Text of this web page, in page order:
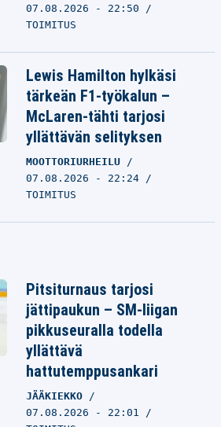
07.08.2026 - 22:50
TOIMITUS
Lewis Hamilton hylkäsi
tärkeän F1-työkalun –
McLaren-tähti tarjosi
yllättävän selityksen
MOOTTORIURHEILU
07.08.2026 - 22:24
TOIMITUS
Pitsiturnaus tarjosi
jättipaukun – SM-liigan
pikkuseuralla todella
yllättävä
hattutemppusankari
JÄÄKIEKKO
07.08.2026 - 22:01